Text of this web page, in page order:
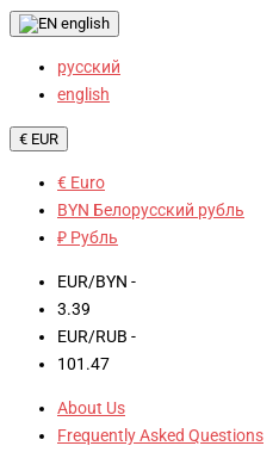
english
русский
english
€ EUR
€ Euro
BYN Белорусский рубль
₽ Рубль
EUR/BYN -
3.39
EUR/RUB -
101.47
About Us
Frequently Asked Questions